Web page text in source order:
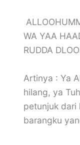
WA YAA
RUDDA
Artinya : Ya
hilang, ya
petunjuk dari
barangku